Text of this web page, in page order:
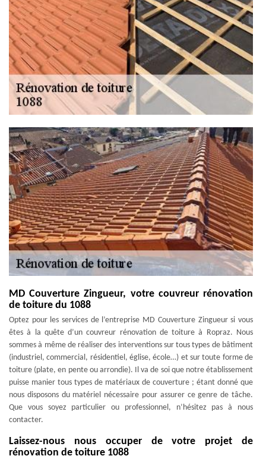
MD Couverture Zingueur, votre couvreur rénovation
de toiture du 1088
Optez pour les services de l’entreprise MD Couverture Zingueur si vous
êtes à la quête d’un couvreur rénovation de toiture à Ropraz. Nous
sommes à même de réaliser des interventions sur tous types de bâtiment
(industriel, commercial, résidentiel, église, école…) et sur toute forme de
toiture (plate, en pente ou arrondie). Il va de soi que notre établissement
puisse manier tous types de matériaux de couverture ; étant donné que
nous disposons du matériel nécessaire pour assurer ce genre de tâche.
Que vous soyez particulier ou professionnel, n’hésitez pas à nous
contacter.
Laissez-nous nous occuper de votre projet de
rénovation de toiture 1088